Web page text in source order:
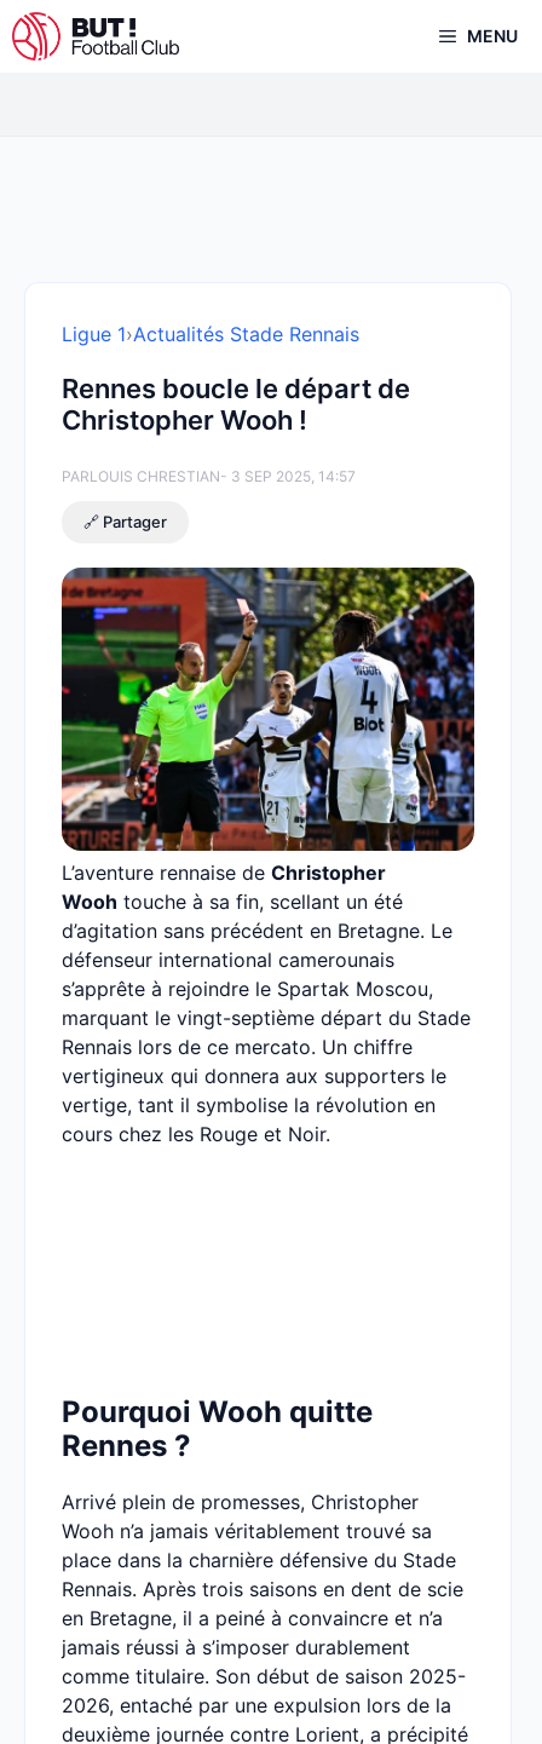
Aller
au
MENU
Ligue 1›Actualités Stade Rennais
Rennes boucle le départ de
Christopher Wooh !
PARLOUIS CHRESTIAN- 3 SEP 2025, 14:57
🔗 Partager
L’aventure rennaise de Christopher
Wooh touche à sa fin, scellant un été
d’agitation sans précédent en Bretagne. Le
défenseur international camerounais
s’apprête à rejoindre le Spartak Moscou,
marquant le vingt-septième départ du Stade
Rennais lors de ce mercato. Un chiffre
vertigineux qui donnera aux supporters le
vertige, tant il symbolise la révolution en
cours chez les Rouge et Noir.
Pourquoi Wooh quitte
Rennes ?
Arrivé plein de promesses, Christopher
Wooh n’a jamais véritablement trouvé sa
place dans la charnière défensive du Stade
Rennais. Après trois saisons en dent de scie
en Bretagne, il a peiné à convaincre et n’a
jamais réussi à s’imposer durablement
comme titulaire. Son début de saison 2025-
2026, entaché par une expulsion lors de la
deuxième journée contre Lorient, a précipité